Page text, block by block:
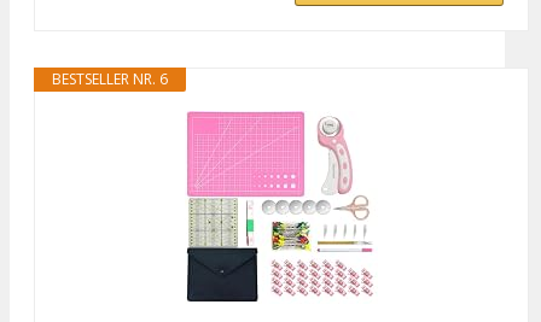
BESTSELLER NR. 6